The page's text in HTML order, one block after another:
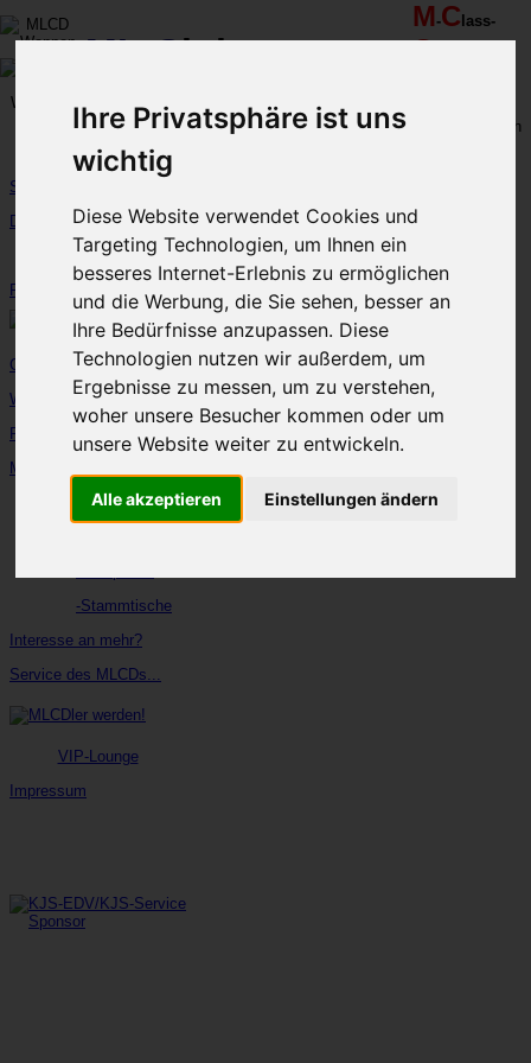
Ihre Privatsphäre ist uns
wichtig
Diese Website verwendet Cookies und
Targeting Technologien, um Ihnen ein
besseres Internet-Erlebnis zu ermöglichen
und die Werbung, die Sie sehen, besser an
Ihre Bedürfnisse anzupassen. Diese
Technologien nutzen wir außerdem, um
Ergebnisse zu messen, um zu verstehen,
woher unsere Besucher kommen oder um
unsere Website weiter zu entwickeln.
Alle akzeptieren Einstellungen ändern
ML-Club-
D
eutschland
Der Mercedes M-Klasse Club!
M-C lass-
C
-
Regionalbereich
Start
DerClub
Foren...
FanArtikel...
Galerie(n)...
Werkstätten... (114)
Rastplatz... (110)
MLCD-M-Klassen:
-Fuhrpark
-Stammtische
Interesse an mehr?
Service des MLCDs...
VIP-Lounge
Impressum
Iridiumsilber 05/2006 ML-CD 175 "Holztransport
2016"